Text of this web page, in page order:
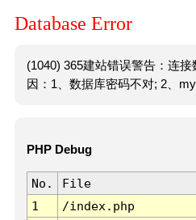
Database Error
(1040) 365建站错误警告：连
因：1、数据库密码不对; 2、
PHP Debug
No. File
1
/index.php